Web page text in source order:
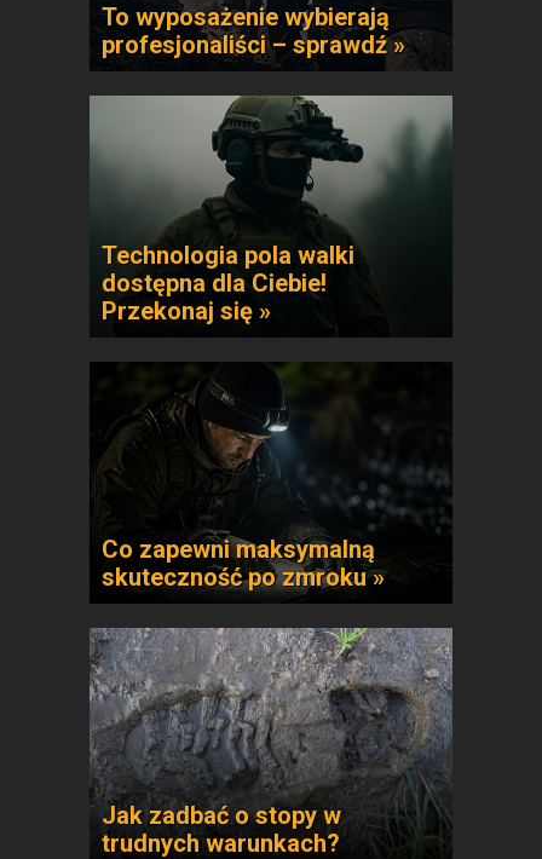
To wyposażenie wybierają
profesjonaliści – sprawdź »
Technologia pola walki
dostępna dla Ciebie!
Przekonaj się »
Co zapewni maksymalną
skuteczność po zmroku »
Jak zadbać o stopy w
trudnych warunkach?